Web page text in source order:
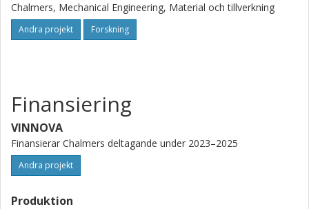
Chalmers, Mechanical Engineering, Material och tillverkning
Andra projekt Forskning
Finansiering
VINNOVA
Finansierar Chalmers deltagande under 2023–2025
Andra projekt
Produktion